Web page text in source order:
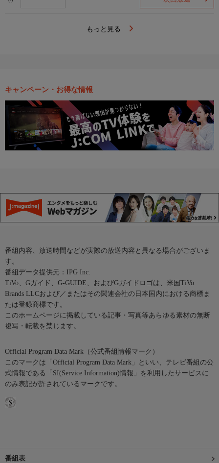
もっと見る
キャンペーン・お得な情報
番組内容、放送時間などが実際の放送内容と異なる場合がございま
す。
番組データ提供元：IPG Inc.
TiVo、Gガイド、G-GUIDE、およびGガイドロゴは、米国TiVo
Brands LLCおよび／またはその関連会社の日本国内における商標ま
たは登録商標です。
このホームページに掲載している記事・写真等あらゆる素材の無断
複写・転載を禁じます。
Official Program Data Mark（公式番組情報マーク）
このマークは「Official Program Data Mark」といい、テレビ番組の公
式情報である「SI(Service Information)情報」を利用したサービスに
のみ表記が許されているマークです。
番組表